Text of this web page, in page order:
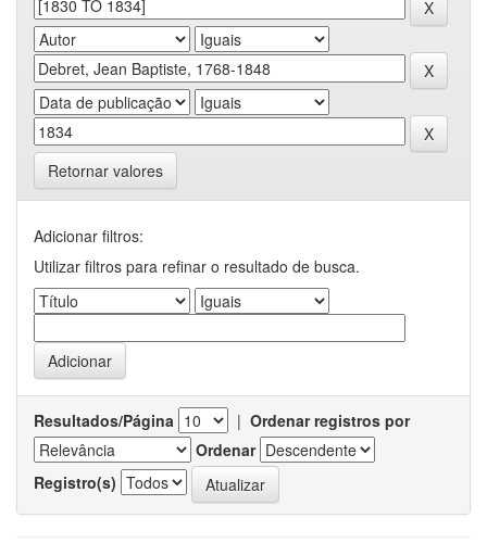
Retornar valores
Adicionar filtros:
Utilizar filtros para refinar o resultado de busca.
Resultados/Página | Ordenar registros por
Ordenar
Registro(s)